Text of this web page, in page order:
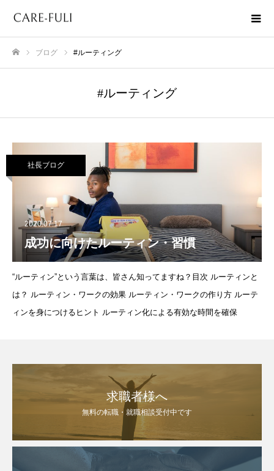
ブログ #ルーティング
#ルーティング
社長ブログ
2020.07.17
成功に向けたルーティン・習慣
“ルーティン”という言葉は、皆さん知ってますね？目次 ルーティンと
は？ ルーティン・ワークの効果 ルーティン・ワークの作り方 ルーテ
ィンを身につけるヒント ルーティン化による有効な時間を確保
求職者様へ
無料の転職・就職相談受付中です